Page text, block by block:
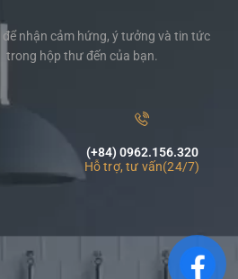
nhận cảm hứng, ý tưởng và tin tức
trong hộp thư đến của bạn.
(+84) 0962.156.320
Hỗ trợ, tư vấn(24/7)